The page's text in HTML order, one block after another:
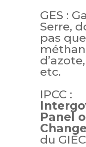
GES :
Serre,
pas
etc.
IPCC :
Panel
Change
du